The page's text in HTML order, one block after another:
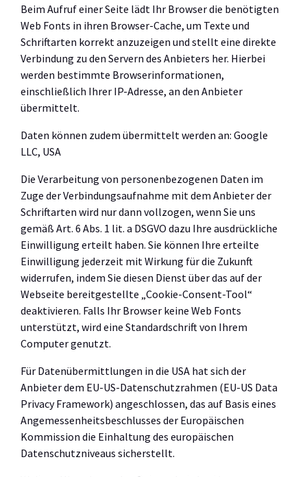
Beim Aufruf einer Seite lädt Ihr Browser die benötigten
Web Fonts in ihren Browser-Cache, um Texte und
Schriftarten korrekt anzuzeigen und stellt eine direkte
Verbindung zu den Servern des Anbieters her. Hierbei
werden bestimmte Browserinformationen,
einschließlich Ihrer IP-Adresse, an den Anbieter
übermittelt.
Daten können zudem übermittelt werden an: Google
LLC, USA
Die Verarbeitung von personenbezogenen Daten im
Zuge der Verbindungsaufnahme mit dem Anbieter der
Schriftarten wird nur dann vollzogen, wenn Sie uns
gemäß Art. 6 Abs. 1 lit. a DSGVO dazu Ihre ausdrückliche
Einwilligung erteilt haben. Sie können Ihre erteilte
Einwilligung jederzeit mit Wirkung für die Zukunft
widerrufen, indem Sie diesen Dienst über das auf der
Webseite bereitgestellte „Cookie-Consent-Tool“
deaktivieren. Falls Ihr Browser keine Web Fonts
unterstützt, wird eine Standardschrift von Ihrem
Computer genutzt.
Für Datenübermittlungen in die USA hat sich der
Anbieter dem EU-US-Datenschutzrahmen (EU-US Data
Privacy Framework) angeschlossen, das auf Basis eines
Angemessenheitsbeschlusses der Europäischen
Kommission die Einhaltung des europäischen
Datenschutzniveaus sicherstellt.